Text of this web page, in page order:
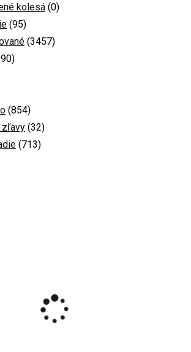
kolesá (0)
(95)
(3457)
(854)
zľavy (32)
(713)